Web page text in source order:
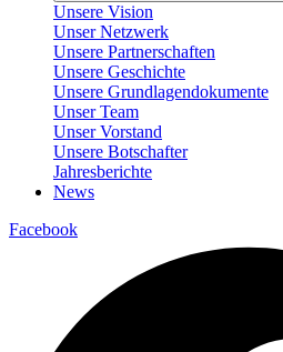
Unsere Vision
Unser Netzwerk
Unsere Partnerschaften
Unsere Geschichte
Unsere Grundlagendokumente
Unser Team
Unser Vorstand
Unsere Botschafter
Jahresberichte
News
Facebook